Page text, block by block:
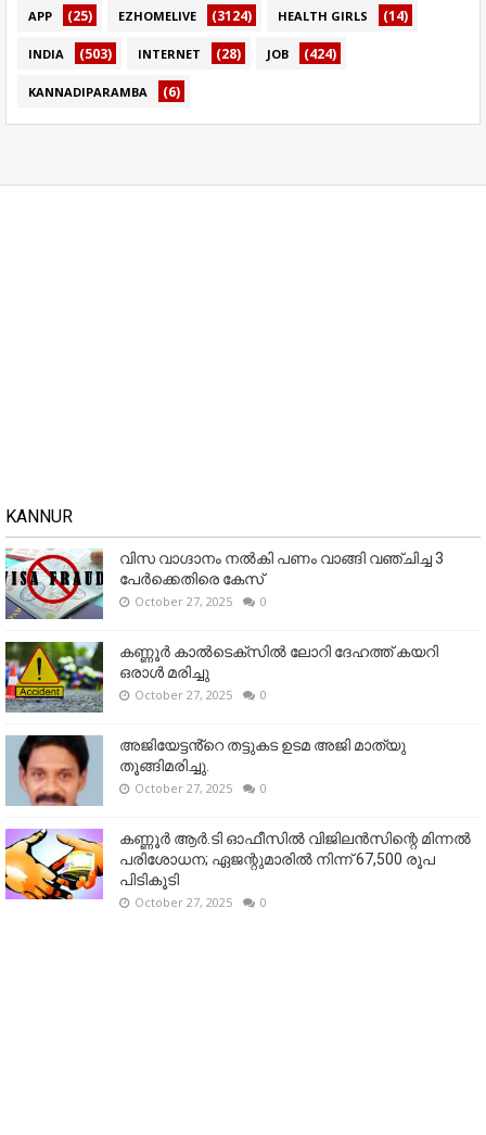
APP (25) EZHOMELIVE (3124) HEALTH GIRLS (14)
INDIA (503) INTERNET (28) JOB (424)
KANNADIPARAMBA (6)
KANNUR
വിസ വാഗ്ദാനം നൽകി പണം വാങ്ങി വഞ്ചിച്ച 3
പേർക്കെതിരെ കേസ്
October 27, 2025 0
കണ്ണൂര്‍ കാല്‍ടെക്‌സില്‍ ലോറി ദേഹത്ത് കയറി
ഒരാള്‍ മരിച്ചു
October 27, 2025 0
അജിയേട്ടൻ്റെ തട്ടുകട ഉടമ അജി മാത്യു
തൂങ്ങിമരിച്ചു.
October 27, 2025 0
കണ്ണൂര്‍ ആര്‍.ടി ഓഫീസില്‍ വിജിലൻസിന്റെ മിന്നല്‍
പരിശോധന; ഏജന്റുമാരില്‍ നിന്ന് 67,500 രൂപ
പിടികൂടി
October 27, 2025 0